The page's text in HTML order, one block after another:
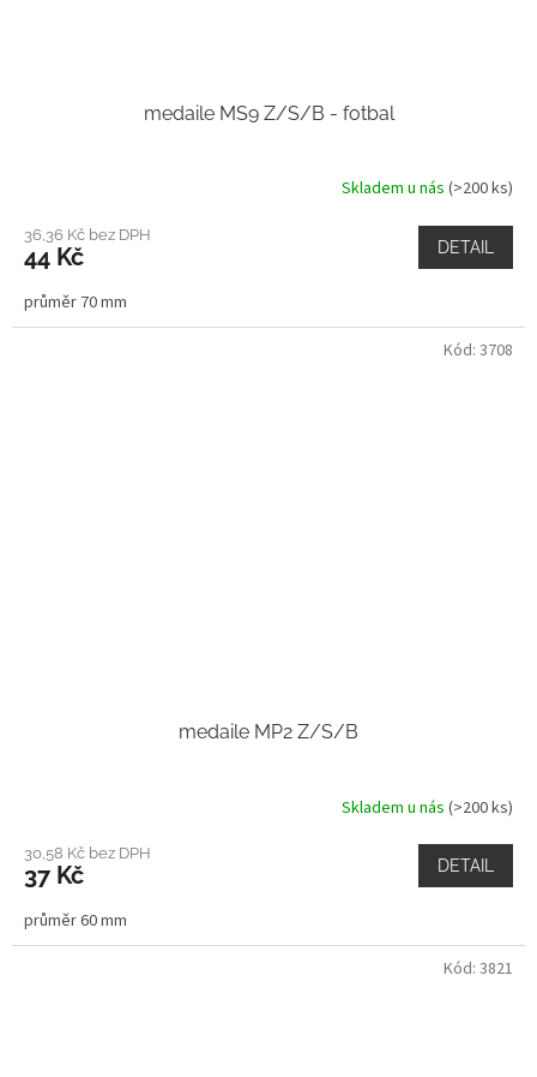
medaile MS9 Z/S/B - fotbal
Skladem u nás (>200 ks)
36,36 Kč bez DPH
44 Kč DETAIL
průměr 70 mm
medaile MP2 Z/S/B
Skladem u nás (>200 ks)
30,58 Kč bez DPH
37 Kč DETAIL
průměr 60 mm
Kód: 3708
Kód: 3821